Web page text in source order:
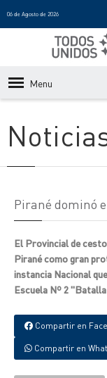
06 de Agosto de 2026
Menu
Pirané dominó
El Provincial de
Pirané como gran
instancia Nacional
Escuela Nº 2
Compartir en
Compartir en